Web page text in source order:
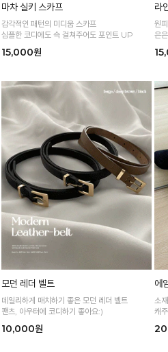
마차 실키 스카프
감각적인 패턴의 미디움 스카프
심플한 코디에도 슥 걸쳐주어도 포인트 UP
15,000원
라
원
은
모던 레더 벨트
데일리하게 매치하기 좋은 모던 레더 벨트
팬츠, 아우터에 코디하기 좋아요:)
10,000원
에
소
캐